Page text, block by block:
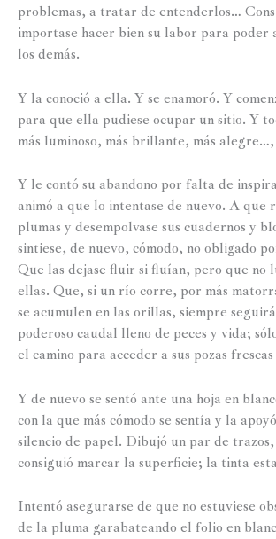
problemas, a tratar de entenderlos…
importase hacer bien su labor para poder
los demás.
Y la conoció a ella. Y se enamoró. Y
para que ella pudiese ocupar un sitio. Y
más luminoso, más brillante, más
Y le contó su abandono por falta de
animó a que lo intentase de nuevo. A que
plumas y desempolvase sus cuadernos y
sintiese, de nuevo, cómodo, no obligado
Que las dejase fluir si fluían, pero que no
ellas. Que, si un río corre, por más
se acumulen en las orillas, siempre
poderoso caudal lleno de peces y vida;
el camino para acceder a sus pozas
Y de nuevo se sentó ante una hoja en
con la que más cómodo se sentía y la
silencio de papel. Dibujó un par de
consiguió marcar la superficie; la tinta
Intentó asegurarse de que no estuviese
de la pluma garabateando el folio en